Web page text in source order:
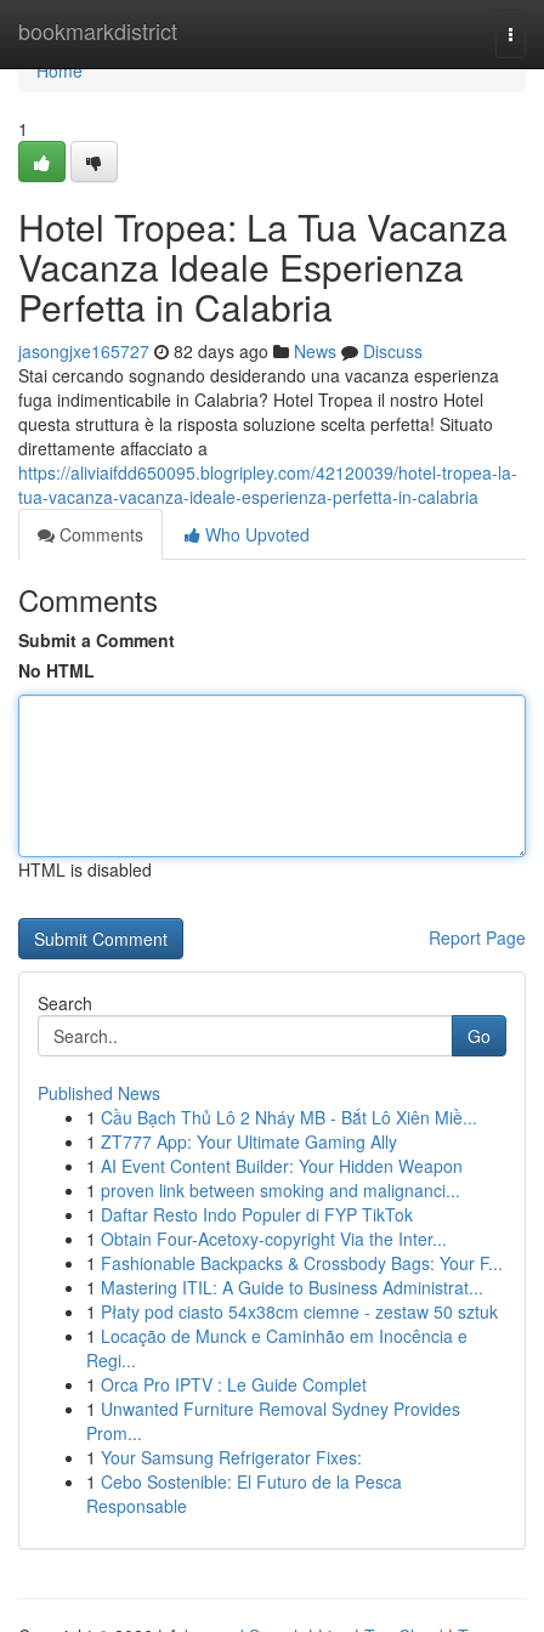
bookmarkdistrict
Home
Home
1
Hotel Tropea: La Tua Vacanza
Vacanza Ideale Esperienza
Perfetta in Calabria
jasongjxe165727 82 days ago News
Discuss
Stai cercando sognando desiderando una vacanza esperienza
fuga indimenticabile in Calabria? Hotel Tropea il nostro Hotel
questa struttura è la risposta soluzione scelta perfetta! Situato
direttamente affacciato a
https://aliviaifdd650095.blogripley.com/42120039/hotel-tropea-la-
tua-vacanza-vacanza-ideale-esperienza-perfetta-in-calabria
Comments
Who Upvoted
Comments
Submit a Comment
No HTML
HTML is disabled
Report Page
Search
Go
Published News
1 Cầu Bạch Thủ Lô 2 Nháy MB - Bắt Lô Xiên Miề...
1 ZT777 App: Your Ultimate Gaming Ally
1 AI Event Content Builder: Your Hidden Weapon
1 proven link between smoking and malignanci...
1 Daftar Resto Indo Populer di FYP TikTok
1 Obtain Four-Acetoxy-copyright Via the Inter...
1 Fashionable Backpacks & Crossbody Bags: Your F...
1 Mastering ITIL: A Guide to Business Administrat...
1 Płaty pod ciasto 54x38cm ciemne - zestaw 50 sztuk
1 Locação de Munck e Caminhão em Inocência e
Regi...
1 Orca Pro IPTV : Le Guide Complet
1 Unwanted Furniture Removal Sydney Provides
Prom...
1 Your Samsung Refrigerator Fixes:
1 Cebo Sostenible: El Futuro de la Pesca
Responsable